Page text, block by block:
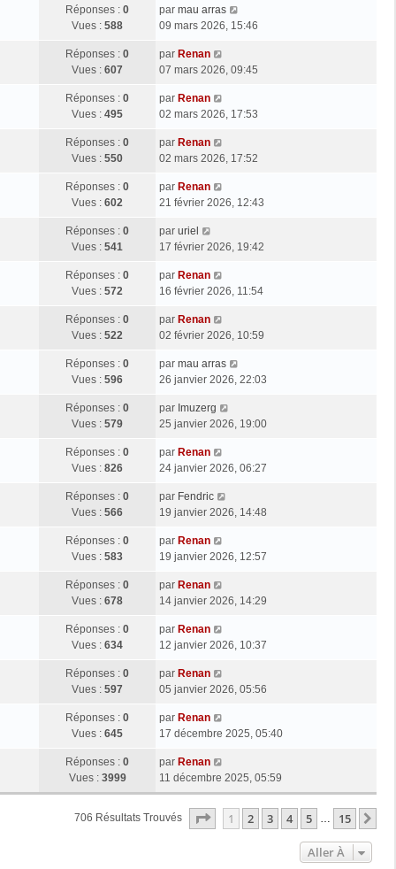
Réponses : 0
Vues : 588
par mau arras
09 mars 2026, 15:46
Réponses : 0
Vues : 607
par Renan
07 mars 2026, 09:45
Réponses : 0
Vues : 495
par Renan
02 mars 2026, 17:53
Réponses : 0
Vues : 550
par Renan
02 mars 2026, 17:52
Réponses : 0
Vues : 602
par Renan
21 février 2026, 12:43
Réponses : 0
Vues : 541
par uriel
17 février 2026, 19:42
Réponses : 0
Vues : 572
par Renan
16 février 2026, 11:54
Réponses : 0
Vues : 522
par Renan
02 février 2026, 10:59
Réponses : 0
Vues : 596
par mau arras
26 janvier 2026, 22:03
Réponses : 0
Vues : 579
par Imuzerg
25 janvier 2026, 19:00
Réponses : 0
Vues : 826
par Renan
24 janvier 2026, 06:27
Réponses : 0
Vues : 566
par Fendric
19 janvier 2026, 14:48
Réponses : 0
Vues : 583
par Renan
19 janvier 2026, 12:57
Réponses : 0
Vues : 678
par Renan
14 janvier 2026, 14:29
Réponses : 0
Vues : 634
par Renan
12 janvier 2026, 10:37
Réponses : 0
Vues : 597
par Renan
05 janvier 2026, 05:56
Réponses : 0
Vues : 645
par Renan
17 décembre 2025, 05:40
Réponses : 0
Vues : 3999
par Renan
11 décembre 2025, 05:59
706 Résultats Trouvés Page Sur15
1 2 3 4 5 … 15
Aller À